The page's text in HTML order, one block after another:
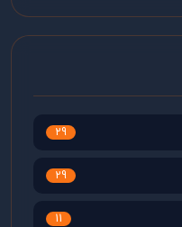
29
29
11